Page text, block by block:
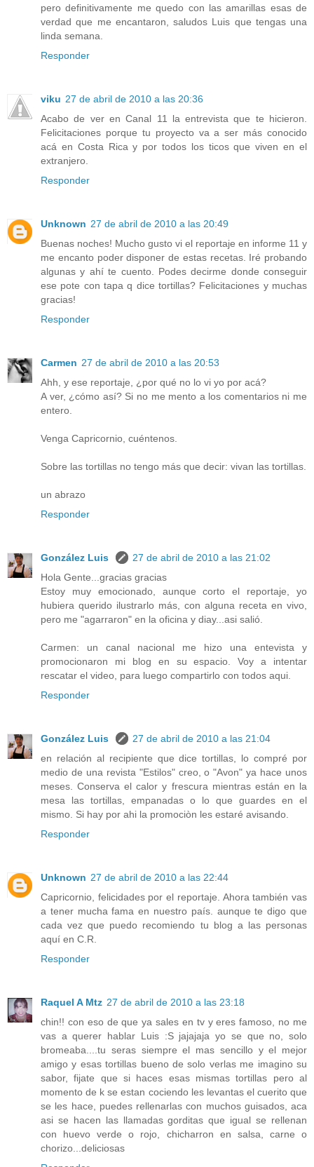
pero definitivamente me quedo con las amarillas esas de
verdad que me encantaron, saludos Luis que tengas una
linda semana.
Responder
viku 27 de abril de 2010 a las 20:36
Acabo de ver en Canal 11 la entrevista que te hicieron.
Felicitaciones porque tu proyecto va a ser más conocido
acá en Costa Rica y por todos los ticos que viven en el
extranjero.
Responder
Unknown 27 de abril de 2010 a las 20:49
Buenas noches! Mucho gusto vi el reportaje en informe 11 y
me encanto poder disponer de estas recetas. Iré probando
algunas y ahí te cuento. Podes decirme donde conseguir
ese pote con tapa q dice tortillas? Felicitaciones y muchas
gracias!
Responder
Carmen 27 de abril de 2010 a las 20:53
Ahh, y ese reportaje, ¿por qué no lo vi yo por acá?
A ver, ¿cómo así? Si no me mento a los comentarios ni me
entero.
Venga Capricornio, cuéntenos.
Sobre las tortillas no tengo más que decir: vivan las tortillas.
un abrazo
Responder
González Luis
27 de abril de 2010 a las 21:02
Hola Gente...gracias gracias
Estoy muy emocionado, aunque corto el reportaje, yo
hubiera querido ilustrarlo más, con alguna receta en vivo,
pero me "agarraron" en la oficina y diay...asi salió.
Carmen: un canal nacional me hizo una entevista y
promocionaron mi blog en su espacio. Voy a intentar
rescatar el video, para luego compartirlo con todos aqui.
Responder
González Luis
27 de abril de 2010 a las 21:04
en relación al recipiente que dice tortillas, lo compré por
medio de una revista "Estilos" creo, o "Avon" ya hace unos
meses. Conserva el calor y frescura mientras están en la
mesa las tortillas, empanadas o lo que guardes en el
mismo. Si hay por ahi la promociòn les estaré avisando.
Responder
Unknown 27 de abril de 2010 a las 22:44
Capricornio, felicidades por el reportaje. Ahora también vas
a tener mucha fama en nuestro país. aunque te digo que
cada vez que puedo recomiendo tu blog a las personas
aquí en C.R.
Responder
Raquel A Mtz 27 de abril de 2010 a las 23:18
chin!! con eso de que ya sales en tv y eres famoso, no me
vas a querer hablar Luis :S jajajaja yo se que no, solo
bromeaba....tu seras siempre el mas sencillo y el mejor
amigo y esas tortillas bueno de solo verlas me imagino su
sabor, fijate que si haces esas mismas tortillas pero al
momento de k se estan cociendo les levantas el cuerito que
se les hace, puedes rellenarlas con muchos guisados, aca
asi se hacen las llamadas gorditas que igual se rellenan
con huevo verde o rojo, chicharron en salsa, carne o
chorizo...deliciosas